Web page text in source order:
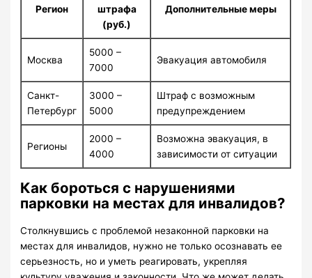
Регион
штрафа
(руб.)
Дополнительные меры
Москва
5000 –
7000
Эвакуация автомобиля
Санкт-
Петербург
3000 –
5000
Штраф с возможным
предупреждением
Регионы
2000 –
4000
Возможна эвакуация, в
зависимости от ситуации
Как бороться с нарушениями
парковки на местах для инвалидов?
Столкнувшись с проблемой незаконной парковки на
местах для инвалидов, нужно не только осознавать ее
серьезность, но и уметь реагировать, укрепляя